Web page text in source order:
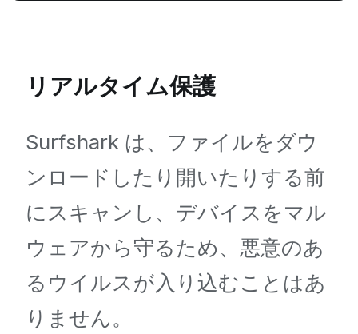
リアルタイム保護
Surfshark は、ファイルをダウ
ンロードしたり開いたりする前
にスキャンし、デバイスをマル
ウェアから守るため、悪意のあ
るウイルスが入り込むことはあ
りません。